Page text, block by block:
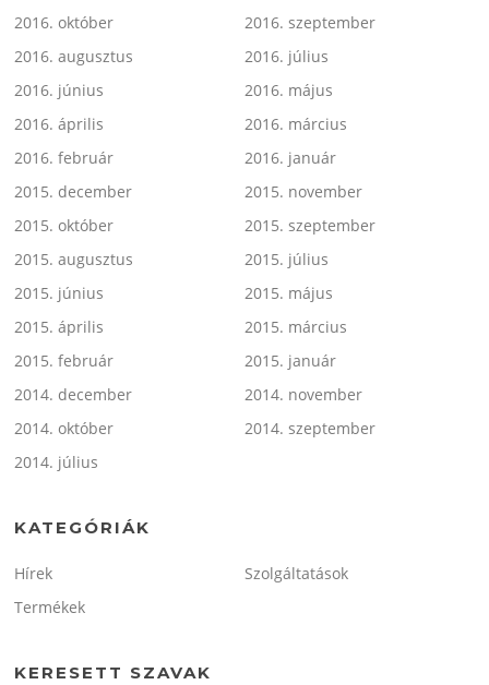
2016. október
2016. szeptember
2016. augusztus
2016. július
2016. június
2016. május
2016. április
2016. március
2016. február
2016. január
2015. december
2015. november
2015. október
2015. szeptember
2015. augusztus
2015. július
2015. június
2015. május
2015. április
2015. március
2015. február
2015. január
2014. december
2014. november
2014. október
2014. szeptember
2014. július
KATEGÓRIÁK
Hírek
Szolgáltatások
Termékek
KERESETT SZAVAK